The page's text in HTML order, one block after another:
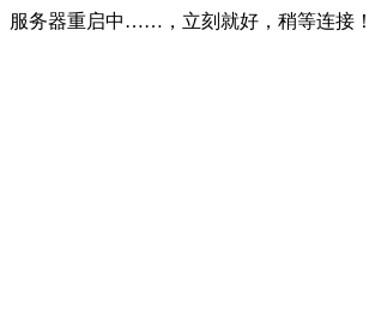
服务器重启中……，立刻就好，稍等连接！